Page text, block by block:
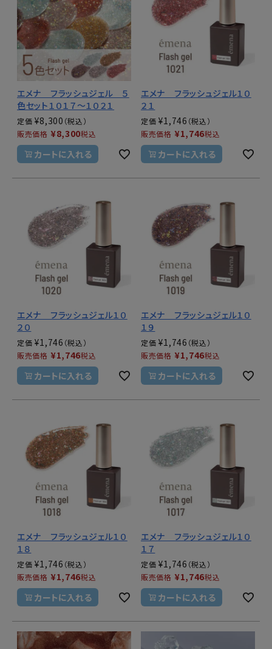
エメナ フラッシュジェル ５
色セット１０１７～１０２１
定価 ¥8,300
販売価格 ¥8,300税込
カートに入れる
エメナ フラッシュジェル１０
２１
定価 ¥1,746
販売価格 ¥1,746税込
カートに入れる
エメナ フラッシュジェル１０
２０
定価 ¥1,746
販売価格 ¥1,746税込
カートに入れる
エメナ フラッシュジェル１０
１９
定価 ¥1,746
販売価格 ¥1,746税込
カートに入れる
エメナ フラッシュジェル１０
１８
定価 ¥1,746
販売価格 ¥1,746税込
カートに入れる
エメナ フラッシュジェル１０
１７
定価 ¥1,746
販売価格 ¥1,746税込
カートに入れる